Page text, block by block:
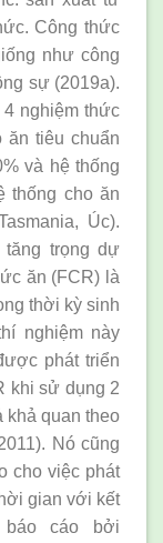
Công thức
như công
sự (2019a).
nghiệm thức
tiêu chuẩn
và hệ thống
thống cho ăn
Úc).
trọng dự
ăn (FCR) là
thời kỳ sinh
nghiệm này
phát triển
khi sử dụng 2
khả quan theo
Nó cũng
cho việc phát
gian với kết
cáo bởi